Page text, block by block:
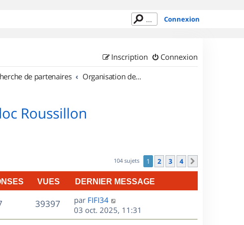
Connexion
Connexion
Inscription
de partenaires Organisation de sorties en région Languedoc Roussillon
Roussillon
104 sujets 1 2 3 4
VUES DERNIER MESSAGE
R
é
39397V
u
D
e
r
par FIFI34
03 oct. 2025, 11:31